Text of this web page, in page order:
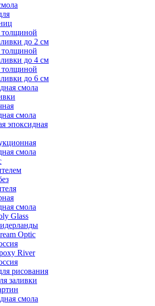
до 2 см
до 4 см
до 6 см
смола
смола
эпоксидная
смола
смола
Glass
Optic
River
рисования
заливки
смола